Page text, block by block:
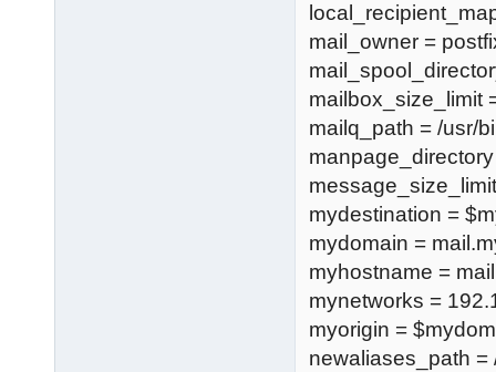
mail_owner =
mailbox_size_limit
mailq_path = /usr/
mydestination =
mydomain =
myhostname =
mynetworks =
myorigin =
newaliases_path